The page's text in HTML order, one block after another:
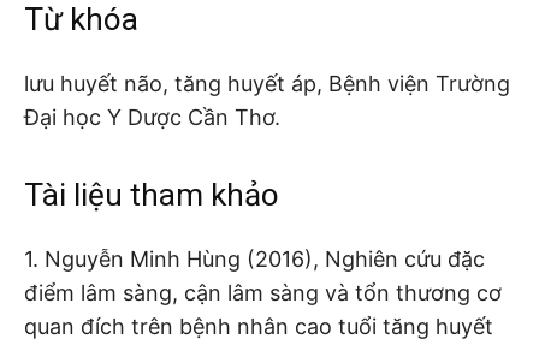
Từ khóa
lưu huyết não, tăng huyết áp, Bệnh viện Trường
Đại học Y Dược Cần Thơ.
Tài liệu tham khảo
1. Nguyễn Minh Hùng (2016), Nghiên cứu đặc
điểm lâm sàng, cận lâm sàng và tổn thương cơ
quan đích trên bệnh nhân cao tuổi tăng huyết